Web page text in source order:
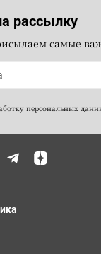
рассылку
самые
персональных